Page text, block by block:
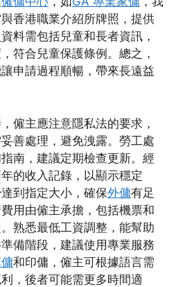
香港職業介紹所牌照，提供
料需包括兒童和長者資訊，
符合兒童保護條例。總之，
申請過程順暢，帶來長遠益
僱主應注意隱私法的要求，
善處理，避免洩露。勞工處
南，建議定期檢查更新。經
的收入記錄，以顯示穩定
到指定大小，確保外傭有足
用由僱主承擔，包括機票和
熟悉最低工資調整，能幫助
備階段，建議使用專業服務
和印傭，僱主可根據語言需
，後者可能需更多時間適